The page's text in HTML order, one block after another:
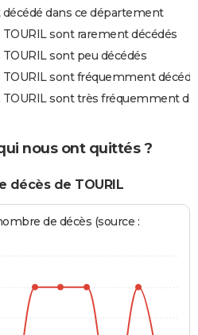
décédé dans ce département
sont rarement décédés
sont peu décédés
sont fréquemment
sont très fréquemment
nous ont quittés ?
décès de TOURIL
de décès (source :